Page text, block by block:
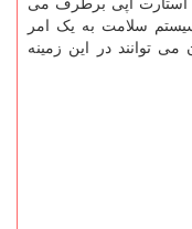
استارت آپی برطرف می
سلامت به یک امر
توانند در این زمینه